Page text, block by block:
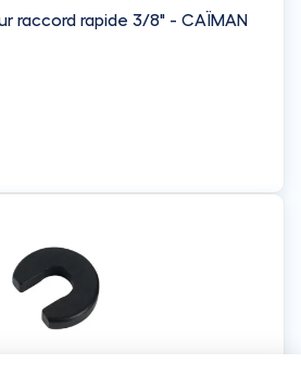
raccord rapide 3/8" - CAÏMAN